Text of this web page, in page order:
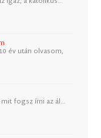
év után olvasom,
fogsz írni az ál…